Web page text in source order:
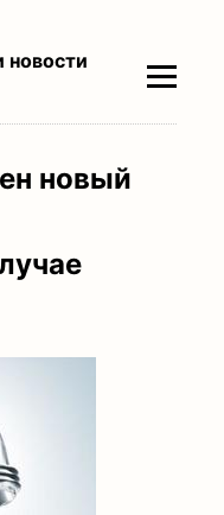
новости
новый